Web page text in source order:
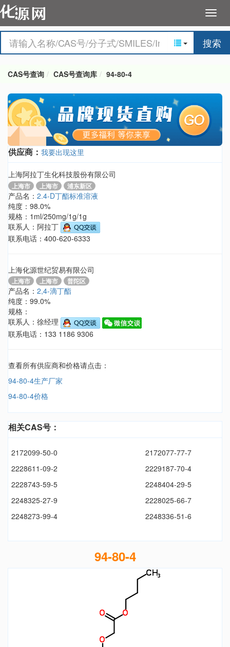
搜索
CAS号查询 CAS号查询库 94-80-4
供应商： 我要出现这里
上海阿拉丁生化科技股份有限公司
上海市 上海市 浦东新区
产品名： 2.4-D丁酯标准溶液
纯度：98.0%
规格：1ml/250mg/1g/1g
联系人：阿拉丁
联系电话：400-620-6333
上海化源世纪贸易有限公司
上海市 上海市 普陀区
产品名： 2,4-滴丁酯
纯度：99.0%
规格：
联系人：徐经理
联系电话：133 1186 9306
查看所有供应商和价格请点击：
94-80-4生产厂家
94-80-4价格
相关CAS号：
2172099-50-0
2172077-77-7
2228611-09-2
2229187-70-4
2228743-59-5
2248404-29-5
2248325-27-9
2228025-66-7
2248273-99-4
2248336-51-6
94-80-4